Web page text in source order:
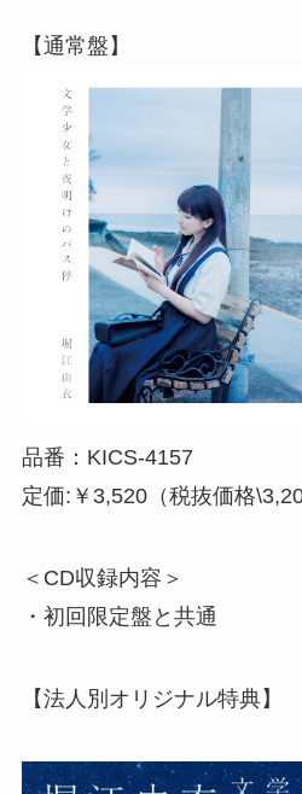
【通常盤】
品番：KICS-4157
定価:￥3,520（税抜価格
＜CD収録内容＞
・初回限定盤と共通
【法人別オリジナル特典】